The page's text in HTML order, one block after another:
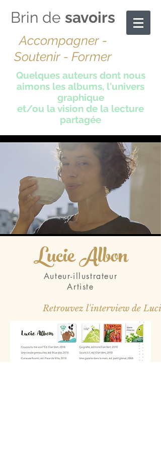
Brin de savoirs
Accompagner -
Soutenir - Former
Quelques auteurs dont nous
aimons les albums, l'univers
graphique
et/ou la vision de la lecture
partagée
Lucie Albon
Auteur-illustrateur
Artiste
Retrouvez l'interview de